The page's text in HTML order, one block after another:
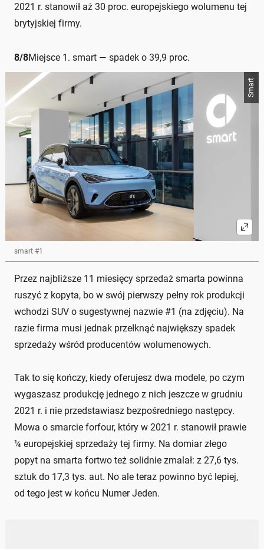
2021 r. stanowił aż 30 proc. europejskiego wolumenu tej
brytyjskiej firmy.
8/8Miejsce 1. smart — spadek o 39,9 proc.
Smart
smart #1
Przez najbliższe 11 miesięcy sprzedaż smarta powinna
ruszyć z kopyta, bo w swój pierwszy pełny rok produkcji
wchodzi SUV o sugestywnej nazwie #1 (na zdjęciu). Na
razie firma musi jednak przełknąć największy spadek
sprzedaży wśród producentów wolumenowych.
Tak to się kończy, kiedy oferujesz dwa modele, po czym
wygaszasz produkcję jednego z nich jeszcze w grudniu
2021 r. i nie przedstawiasz bezpośredniego następcy.
Mowa o smarcie forfour, który w 2021 r. stanowił prawie
¼ europejskiej sprzedaży tej firmy. Na domiar złego
popyt na smarta fortwo też solidnie zmalał: z 27,6 tys.
sztuk do 17,3 tys. aut. No ale teraz powinno być lepiej,
od tego jest w końcu Numer Jeden.